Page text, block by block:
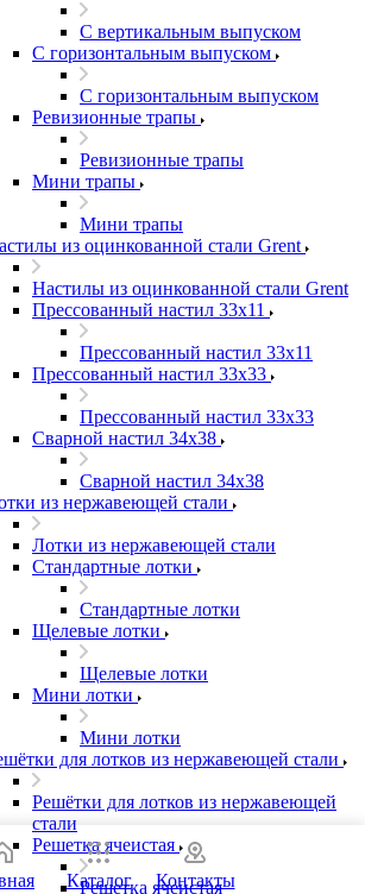
С вертикальным выпуском
С горизонтальным выпуском
С горизонтальным выпуском
Ревизионные трапы
Ревизионные трапы
Мини трапы
Мини трапы
из оцинкованной стали Grent
Настилы из оцинкованной стали Grent
Прессованный настил 33x11
Прессованный настил 33x11
Прессованный настил 33x33
Прессованный настил 33x33
Сварной настил 34x38
Сварной настил 34x38
из нержавеющей стали
Лотки из нержавеющей стали
Стандартные лотки
Стандартные лотки
Щелевые лотки
Щелевые лотки
Мини лотки
Мини лотки
для лотков из нержавеющей стали
Решётки для лотков из нержавеющей
стали
Решетка ячеистая
Решетка ячеистая
Каталог Контакты